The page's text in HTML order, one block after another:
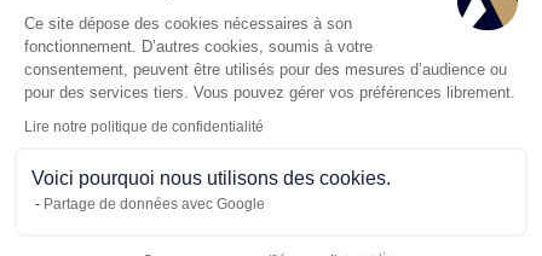
Ce site dépose des cookies nécessaires à son
fonctionnement. D’autres cookies, soumis à votre
consentement, peuvent être utilisés pour des mesures d’audience ou
pour des services tiers. Vous pouvez gérer vos préférences librement.
Lire notre politique de confidentialité
Voici pourquoi nous utilisons des cookies.
Partage de données avec Google